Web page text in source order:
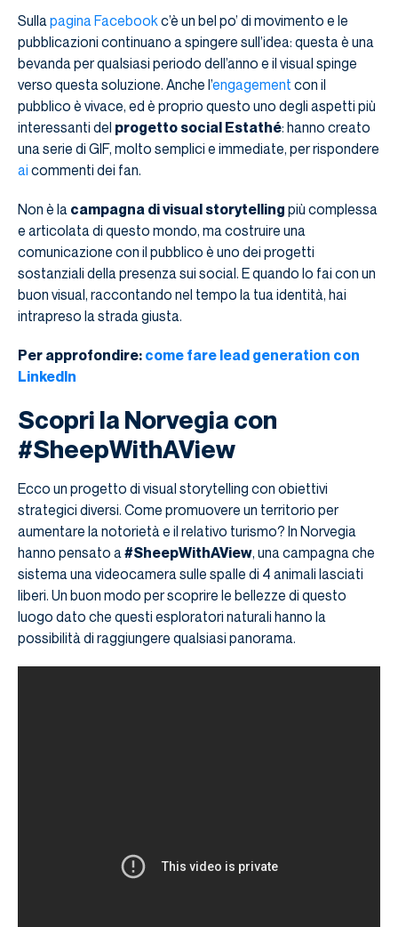
Sulla pagina Facebook c’è un bel po’ di movimento e le
pubblicazioni continuano a spingere sull’idea: questa è una
bevanda per qualsiasi periodo dell’anno e il visual spinge
verso questa soluzione. Anche l’engagement con il
pubblico è vivace, ed è proprio questo uno degli aspetti più
interessanti del progetto social Estathé: hanno creato
una serie di GIF, molto semplici e immediate, per rispondere
ai commenti dei fan.
Non è la campagna di visual storytelling più complessa
e articolata di questo mondo, ma costruire una
comunicazione con il pubblico è uno dei progetti
sostanziali della presenza sui social. E quando lo fai con un
buon visual, raccontando nel tempo la tua identità, hai
intrapreso la strada giusta.
Per approfondire: come fare lead generation con
LinkedIn
Scopri la Norvegia con
#SheepWithAView
Ecco un progetto di visual storytelling con obiettivi
strategici diversi. Come promuovere un territorio per
aumentare la notorietà e il relativo turismo? In Norvegia
hanno pensato a #SheepWithAView, una campagna che
sistema una videocamera sulle spalle di 4 animali lasciati
liberi. Un buon modo per scoprire le bellezze di questo
luogo dato che questi esploratori naturali hanno la
possibilità di raggiungere qualsiasi panorama.